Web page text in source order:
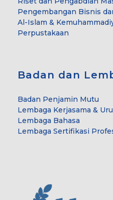
Pengembangan Bisnis
Al-Islam &
Perpustakaan
Badan dan
Badan Penjamin Mutu
Lembaga Kerjasama &
Lembaga Bahasa
Lembaga Sertifikasi